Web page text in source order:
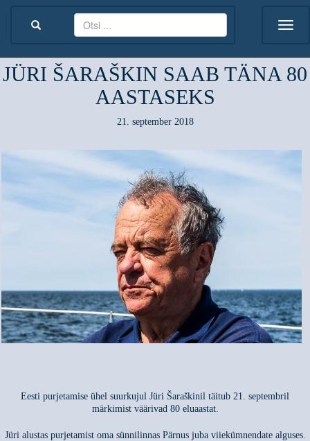
JÜRI ŠARAŠKIN SAAB TÄNA 80
AASTASEKS
21. september 2018
Eesti purjetamise ühel suurkujul Jüri Šaraškinil täitub 21. septembril
märkimist väärivad 80 eluaastat.
Jüri alustas purjetamist oma sünnilinnas Pärnus juba viiekümnendate alguses.